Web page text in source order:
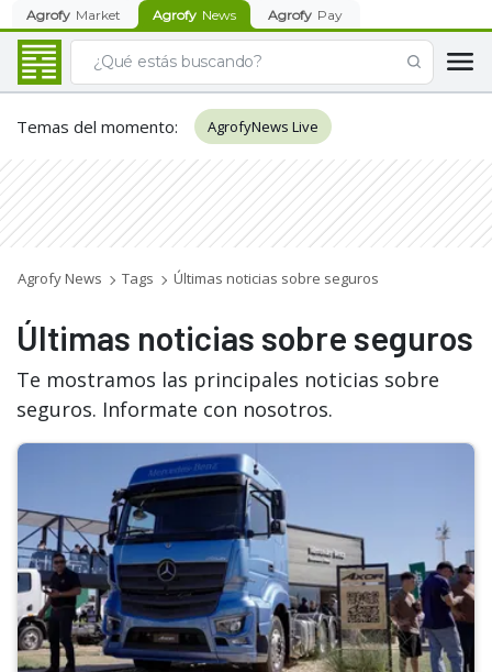
Agrofy Market Agrofy News Agrofy Pay
Temas del momento: AgrofyNews Live
Agrofy News Tags Últimas noticias sobre seguros
Últimas noticias sobre seguros
Te mostramos las principales noticias sobre
seguros. Informate con nosotros.